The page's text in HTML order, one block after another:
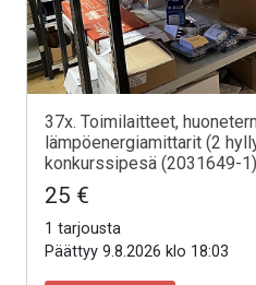
37x. Toimilaitteet,
lämpöenergiamittarit (2
konkurssipesä (2031649-
25 €
1 tarjousta
Päättyy 9.8.2026 klo 18:03